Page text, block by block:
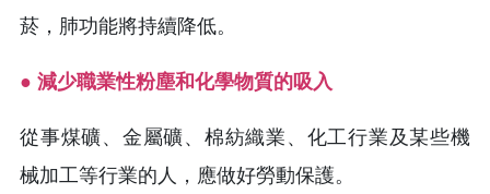
菸，肺功能將持續降低。
● 減少職業性粉塵和化學物質的吸入
從事煤礦、金屬礦、棉紡織業、化工行業及某些機
械加工等行業的人，應做好勞動保護。